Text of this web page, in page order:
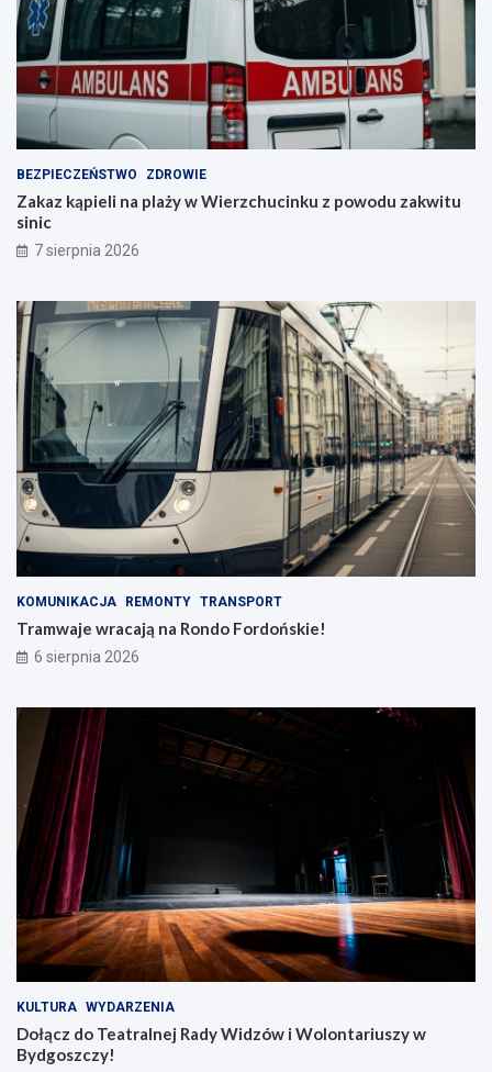
BEZPIECZEŃSTWO ZDROWIE
Zakaz kąpieli na plaży w Wierzchucinku z powodu zakwitu
sinic
7 sierpnia 2026
KOMUNIKACJA REMONTY TRANSPORT
Tramwaje wracają na Rondo Fordońskie!
6 sierpnia 2026
KULTURA WYDARZENIA
Dołącz do Teatralnej Rady Widzów i Wolontariuszy w
Bydgoszczy!